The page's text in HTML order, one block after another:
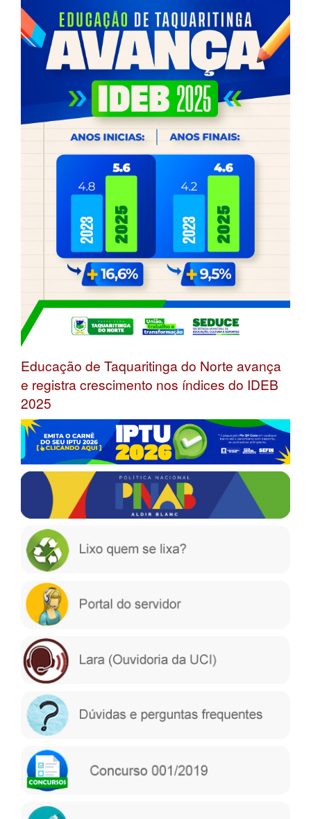
Educação de Taquaritinga do Norte avança
e registra crescimento nos índices do IDEB
2025